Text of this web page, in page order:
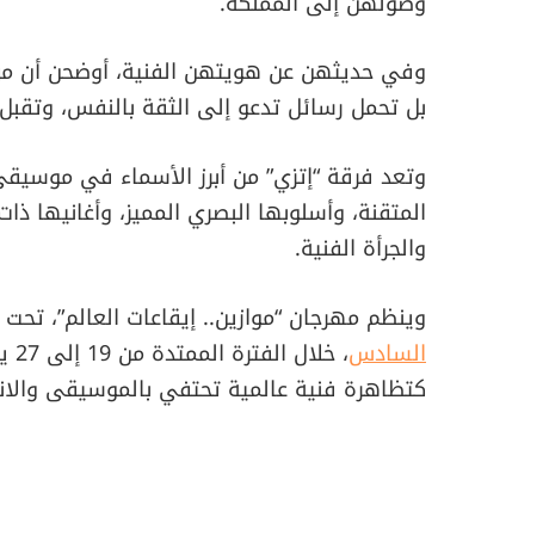
وفي حديثهن عن هويتهن الفنية، أوضحن أن
بل تحمل رسائل تدعو إلى الثقة بالنفس،
وتعد فرقة “إتزي” من أبرز الأسماء في
المتقنة، وأسلوبها البصري المميز، وأغانيها
والجرأة الفنية.
وينظم مهرجان “موازين.. إيقاعات العالم”،
السادس
كتظاهرة فنية عالمية تحتفي بالموسيقى